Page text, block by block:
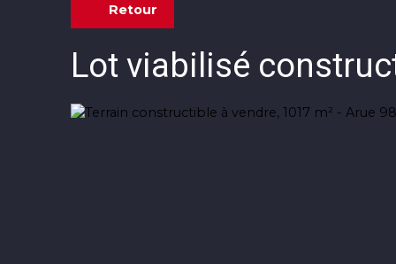
Contact
Retour
Lot viabilisé